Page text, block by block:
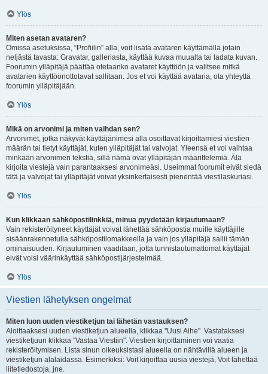
Ylös
Miten asetan avataren?
Omissa asetuksissa, “Profiilin” alla, voit lisätä avataren käyttämällä jotain
neljästä tavasta: Gravatar, galleriasta, käyttää kuvaa muualta tai ladata kuvan.
Foorumin ylläpitäjä päättää otetaanko avataret käyttöön ja valitsee mitkä
avatarien käyttöönottotavat sallitaan. Jos et voi käyttää avataria, ota yhteyttä
foorumin ylläpitäjään.
Ylös
Mikä on arvonimi ja miten vaihdan sen?
Arvonimet, jotka näkyvät käyttäjänimesi alla osoittavat kirjoittamiesi viestien
määrän tai tietyt käyttäjät, kuten ylläpitäjät tai valvojat. Yleensä et voi vaihtaa
minkään arvonimen tekstiä, sillä nämä ovat ylläpitäjän määrittelemiä. Älä
kirjoita viestejä vain parantaaksesi arvonimeäsi. Useimmat foorumit eivät siedä
tätä ja valvojat tai ylläpitäjät voivat yksinkertaisesti pienentää viestilaskuriasi.
Ylös
Kun klikkaan sähköpostilinkkiä, minua pyydetään kirjautumaan?
Vain rekisteröityneet käyttäjät voivat lähettää sähköpostia muille käyttäjille
sisäänrakennetulla sähköpostilomakkeella ja vain jos ylläpitäjä sallii tämän
ominaisuuden. Kirjautuminen vaaditaan, jotta tunnistautumattomat käyttäjät
eivät voisi väärinkäyttää sähköpostijärjestelmää.
Ylös
Viestien lähetyksen ongelmat
Miten luon uuden viestiketjun tai lähetän vastauksen?
Aloittaaksesi uuden viestiketjun alueella, klikkaa "Uusi Aihe". Vastataksesi
viestiketjuun klikkaa "Vastaa Viestiin". Viestien kirjoittaminen voi vaatia
rekisteröitymisen. Lista sinun oikeuksistasi alueella on nähtävillä alueen ja
viestiketjun alalaidassa. Esimerkiksi: Voit kirjoittaa uusia viestejä, Voit lähettää
liitetiedostoja, jne.